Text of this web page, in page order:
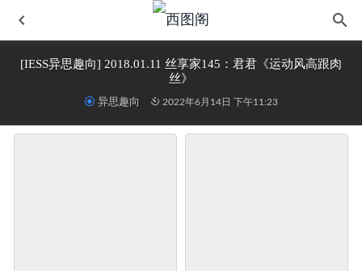
[IESS异思趣向] 2018.01.11 丝享家145：君君《运动风高跟肉
丝》
异思趣向 2022年6月14日 下午11:23